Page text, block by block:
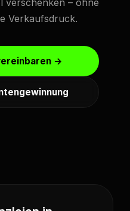
verschenken – ohne
Verkaufsdruck.
→